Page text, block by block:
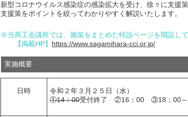
新型コロナウイルス感染症の感染拡大を受け、徐々に支援
支援策をポイントを絞ってわかりやすく解説いたします。
※当商工会議所では、施策をまとめた特設ページを開設し
【掲載HP】 https://www.sagamihara-cci.or.jp/
実施概要
日時
令和２年３月２５日（水）
①14：00受付終了 ②16：00 ③18：00～